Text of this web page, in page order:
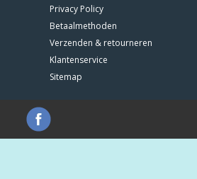
Privacy Policy
Betaalmethoden
Verzenden & retourneren
Klantenservice
Sitemap